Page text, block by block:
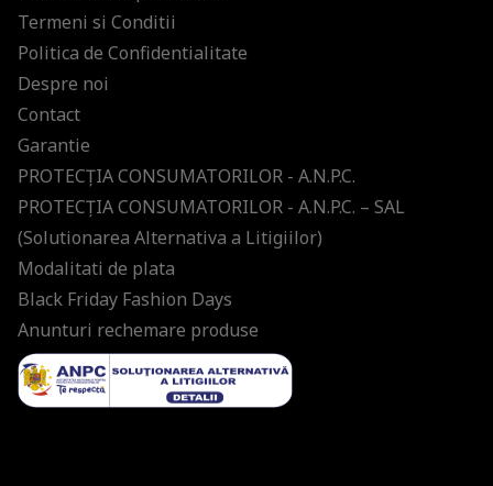
Termeni si Conditii
Politica de Confidentialitate
Despre noi
Contact
Garantie
PROTECŢIA CONSUMATORILOR - A.N.P.C.
PROTECŢIA CONSUMATORILOR - A.N.P.C. – SAL
(Solutionarea Alternativa a Litigiilor)
Modalitati de plata
Black Friday Fashion Days
Anunturi rechemare produse